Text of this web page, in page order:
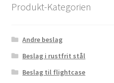
Produkt-Kategorien
Andre beslag
Beslag i rustfrit stål
Beslag til flightcase